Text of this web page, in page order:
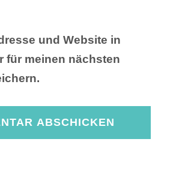
und Website in
für meinen nächsten